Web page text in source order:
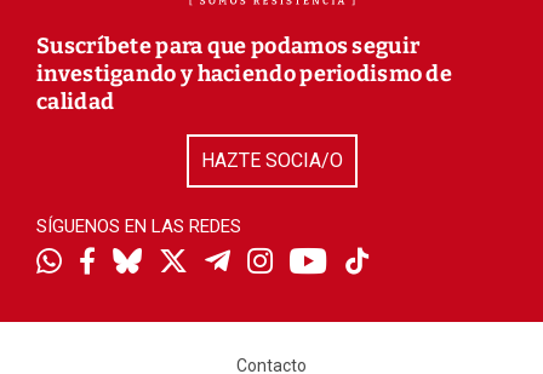
Suscríbete para que podamos seguir
investigando y haciendo periodismo de
calidad
HAZTE SOCIA/O
SÍGUENOS EN LAS REDES
Contacto